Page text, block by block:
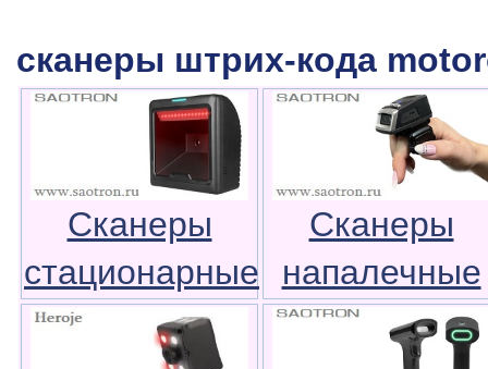
сканеры штрих-кода
Сканеры
стационарные
Сканеры
напалечные